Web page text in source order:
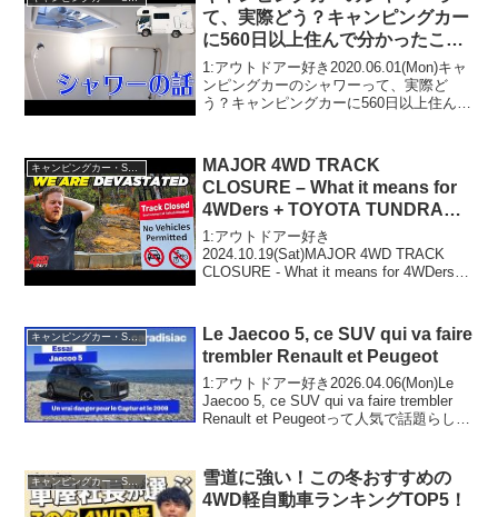
て、実際どう？キャンピングカー
に560日以上住んで分かったこと
【日本一周キャンライフ夫婦】
1:アウトドアー好き2020.06.01(Mon)キャ
ンピングカーのシャワーって、実際ど
う？キャンピングカーに560日以上住んで
いで！！2:アウトドアー好き2020.0...
MAJOR 4WD TRACK
CLOSURE – What it means for
4WDers + TOYOTA TUNDRA
AUS RELEASE
1:アウトドアー好き
2024.10.19(Sat)MAJOR 4WD TRACK
CLOSURE - What it means for 4WDers +
キャンピングカー・SUV人気車種
Le Jaecoo 5, ce SUV qui va faire
trembler Renault et Peugeot
1:アウトドアー好き2026.04.06(Mon)Le
Jaecoo 5, ce SUV qui va faire trembler
Renault et Peugeotって人気で話題らしい
雪道に強い！この冬おすすめの
4WD軽自動車ランキングTOP5！